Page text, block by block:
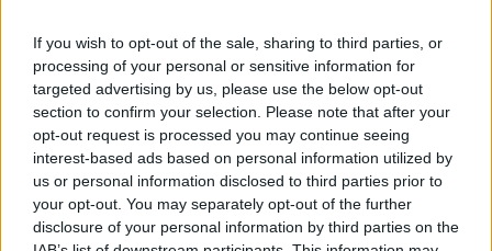
If you wish to opt-out of the sale, sharing to third parties, or
processing of your personal or sensitive information for
targeted advertising by us, please use the below opt-out
section to confirm your selection. Please note that after your
opt-out request is processed you may continue seeing
interest-based ads based on personal information utilized by
us or personal information disclosed to third parties prior to
your opt-out. You may separately opt-out of the further
disclosure of your personal information by third parties on the
13 Andrea Renzo Iesu Alghero Calcio
Nicola Sanna Usinese
15
Maximiliano Gastón
Timpanaro
Macomerese
16 Andrea Usai Lanteri Sassari 12